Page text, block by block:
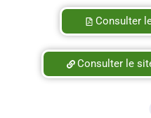
Consulter
Consulter le